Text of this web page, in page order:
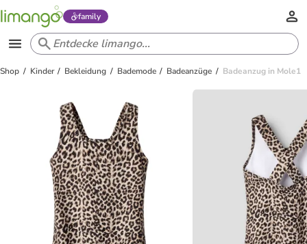
family
Shop Kinder Bekleidung Bademode Badeanzüge Badeanzug in Mole1